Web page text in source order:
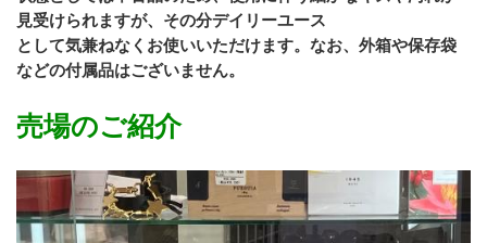
見受けられますが、その分デイリーユース
として気兼ねなくお使いいただけます。なお、外箱や保存袋
などの付属品はございません。
売場のご紹介